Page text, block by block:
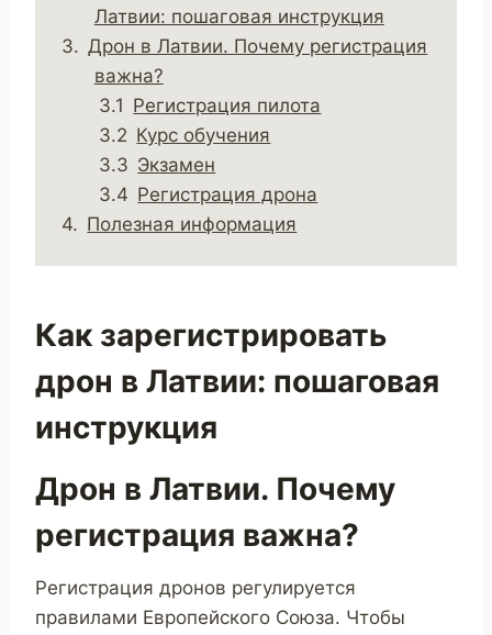
Латвии: пошаговая инструкция
Дрон в Латвии. Почему регистрация
важна?
Регистрация пилота
Курс обучения
Экзамен
Регистрация дрона
Полезная информация
Как зарегистрировать
дрон в Латвии: пошаговая
инструкция
Дрон в Латвии. Почему
регистрация важна?
Регистрация дронов регулируется
правилами Европейского Союза. Чтобы